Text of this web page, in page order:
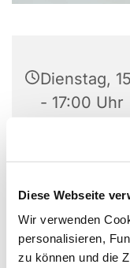
Diese Webseite
Wir verwenden
personalisieren,
zu können und die
Dienstag,
- 17:00 Uhr
Feld 8,
Pfarrerin